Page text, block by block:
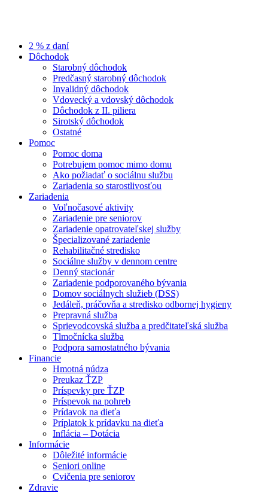
2 % z daní
Dôchodok
Starobný dôchodok
Predčasný starobný dôchodok
Invalidný dôchodok
Vdovecký a vdovský dôchodok
Dôchodok z II. piliera
Sirotský dôchodok
Ostatné
Pomoc
Pomoc doma
Potrebujem pomoc mimo domu
Ako požiadať o sociálnu službu
Zariadenia so starostlivosťou
Zariadenia
Voľnočasové aktivity
Zariadenie pre seniorov
Zariadenie opatrovateľskej služby
Špecializované zariadenie
Rehabilitačné stredisko
Sociálne služby v dennom centre
Denný stacionár
Zariadenie podporovaného bývania
Domov sociálnych služieb (DSS)
Jedáleň, práčovňa a stredisko odbornej hygieny
Prepravná služba
Sprievodcovská služba a predčitateľská služba
Tlmočnícka služba
Podpora samostatného bývania
Financie
Hmotná núdza
Preukaz ŤZP
Príspevky pre ŤZP
Príspevok na pohreb
Prídavok na dieťa
Príplatok k prídavku na dieťa
Inflácia – Dotácia
Informácie
Dôležité informácie
Seniori online
Cvičenia pre seniorov
Zdravie